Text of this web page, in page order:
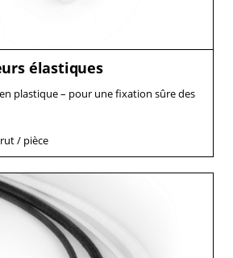
élastiques
plastique – pour une fixation sûre des
/ pièce